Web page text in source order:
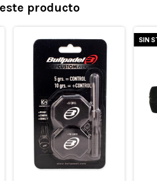
producto
SIN